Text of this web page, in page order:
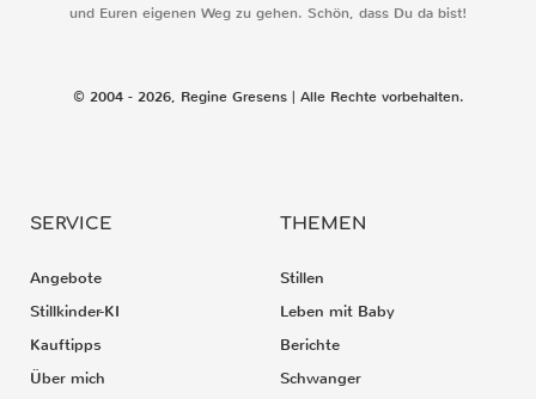
und Euren eigenen Weg zu gehen. Schön, dass Du da bist!
© 2004 - 2026, Regine Gresens | Alle Rechte vorbehalten.
SERVICE
Angebote
Stillkinder-KI
Kauftipps
Über mich
THEMEN
Stillen
Leben mit Baby
Berichte
Schwanger